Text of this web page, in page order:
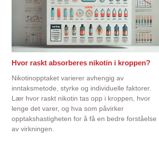
Hvor raskt absorberes nikotin i kroppen?
Nikotinopptaket varierer avhengig av
inntaksmetode, styrke og individuelle faktorer.
Lær hvor raskt nikotin tas opp i kroppen, hvor
lenge det varer, og hva som påvirker
opptakshastigheten for å få en bedre forståelse
av virkningen.